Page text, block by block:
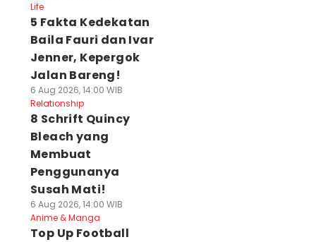
Life
5 Fakta Kedekatan
Baila Fauri dan Ivar
Jenner, Kepergok
Jalan Bareng!
6 Aug 2026, 14:00 WIB
Relationship
8 Schrift Quincy
Bleach yang
Membuat
Penggunanya
Susah Mati!
6 Aug 2026, 14:00 WIB
Anime & Manga
Top Up Football